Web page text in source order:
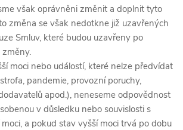
však oprávněni změnit a doplnit tyto
změna se však nedotkne již uzavřených
Smluv, které budou uzavřeny po
moci nebo událostí, které nelze předvídat
pandemie, provozní poruchy,
apod.), neneseme odpovědnost
v důsledku nebo souvislosti s
a pokud stav vyšší moci trvá po dobu